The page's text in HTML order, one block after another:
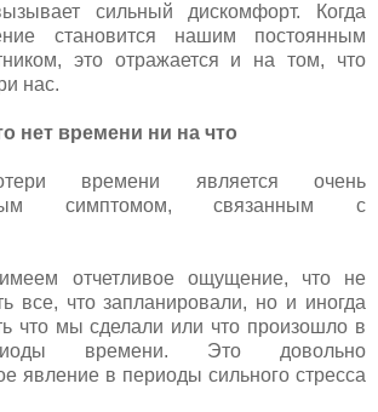
сильный дискомфорт. Когда
становится нашим постоянным
это отражается и на том, что
нас.
нет времени ни на что
времени является очень
симптомом, связанным с
отчетливое ощущение, что не
все, что запланировали, но и иногда
что мы сделали или что произошло в
времени. Это довольно
явление в периоды сильного стресса